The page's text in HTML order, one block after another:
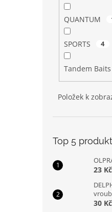
QUANTUM
SPORTS 4
Tandem Baits
Položek k
Top 5
23 Kč
30 Kč